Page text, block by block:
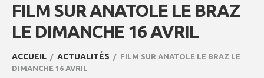
FILM SUR ANATOLE LE BRAZ
LE DIMANCHE 16 AVRIL
ACCUEIL ACTUALITÉS
FILM SUR ANATOLE LE BRAZ LE
DIMANCHE 16 AVRIL